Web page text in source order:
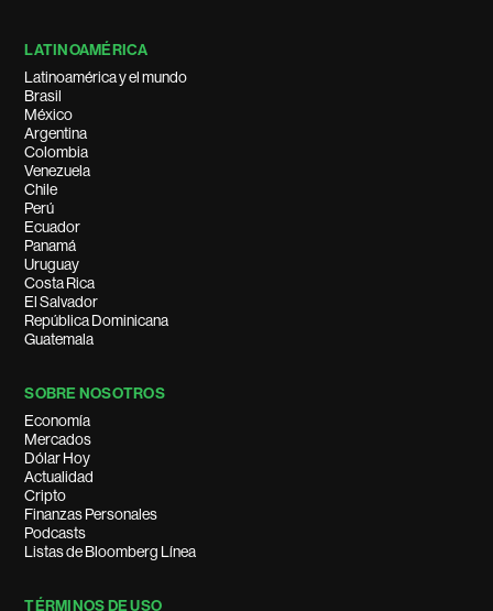
LATINOAMÉRICA
Latinoamérica y el mundo
Brasil
México
Argentina
Colombia
Venezuela
Chile
Perú
Ecuador
Panamá
Uruguay
Costa Rica
El Salvador
República Dominicana
Guatemala
SOBRE NOSOTROS
Economía
Mercados
Dólar Hoy
Actualidad
Cripto
Finanzas Personales
Podcasts
Listas de Bloomberg Línea
TÉRMINOS DE USO